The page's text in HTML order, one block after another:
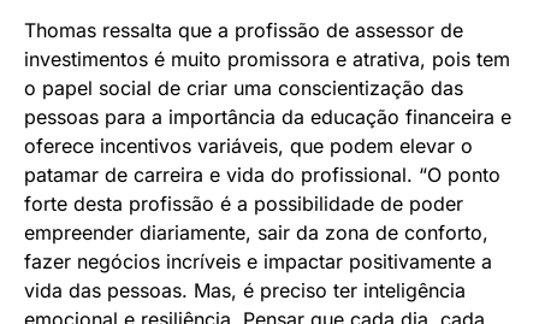
Thomas ressalta que a profissão de assessor de
investimentos é muito promissora e atrativa, pois tem
o papel social de criar uma conscientização das
pessoas para a importância da educação financeira e
oferece incentivos variáveis, que podem elevar o
patamar de carreira e vida do profissional. “O ponto
forte desta profissão é a possibilidade de poder
empreender diariamente, sair da zona de conforto,
fazer negócios incríveis e impactar positivamente a
vida das pessoas. Mas, é preciso ter inteligência
emocional e resiliência. Pensar que cada dia, cada